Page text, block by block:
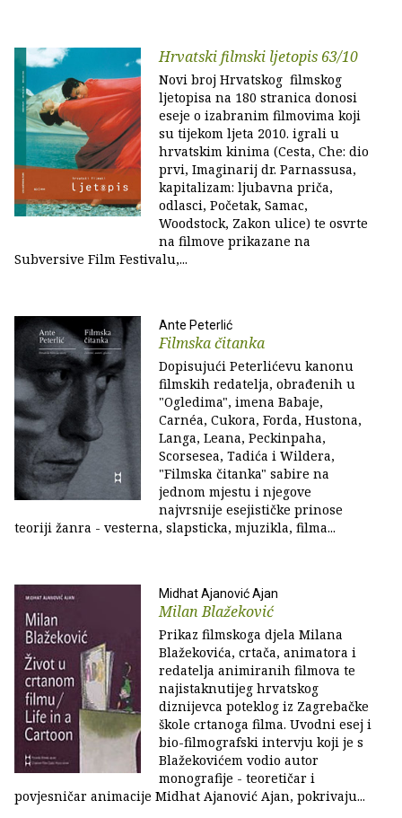
Hrvatski filmski ljetopis 63/10
Novi broj Hrvatskog filmskog
ljetopisa na 180 stranica donosi
eseje o izabranim filmovima koji
su tijekom ljeta 2010. igrali u
hrvatskim kinima (Cesta, Che: dio
prvi, Imaginarij dr. Parnassusa,
kapitalizam: ljubavna priča,
odlasci, Početak, Samac,
Woodstock, Zakon ulice) te osvrte
na filmove prikazane na
Subversive Film Festivalu,...
Ante Peterlić
Filmska čitanka
Dopisujući Peterlićevu kanonu
filmskih redatelja, obrađenih u
"Ogledima", imena Babaje,
Carnéa, Cukora, Forda, Hustona,
Langa, Leana, Peckinpaha,
Scorsesea, Tadića i Wildera,
"Filmska čitanka" sabire na
jednom mjestu i njegove
najvrsnije esejističke prinose
teoriji žanra - vesterna, slapsticka, mjuzikla, filma...
Midhat Ajanović Ajan
Milan Blažeković
Prikaz filmskoga djela Milana
Blažekovića, crtača, animatora i
redatelja animiranih filmova te
najistaknutijeg hrvatskog
diznijevca poteklog iz Zagrebačke
škole crtanoga filma. Uvodni esej i
bio-filmografski intervju koji je s
Blažekovićem vodio autor
monografije - teoretičar i
povjesničar animacije Midhat Ajanović Ajan, pokrivaju...